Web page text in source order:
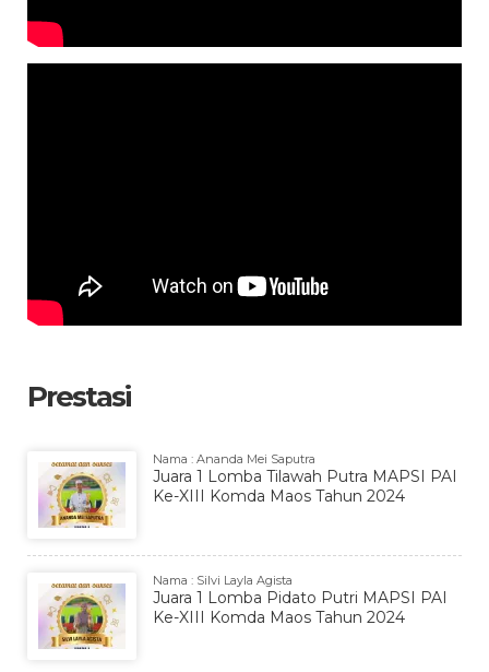
Prestasi
Nama : Ananda Mei Saputra
Juara 1 Lomba Tilawah Putra MAPSI PAI
Ke-XIII Komda Maos Tahun 2024
Nama : Silvi Layla Agista
Juara 1 Lomba Pidato Putri MAPSI PAI
Ke-XIII Komda Maos Tahun 2024